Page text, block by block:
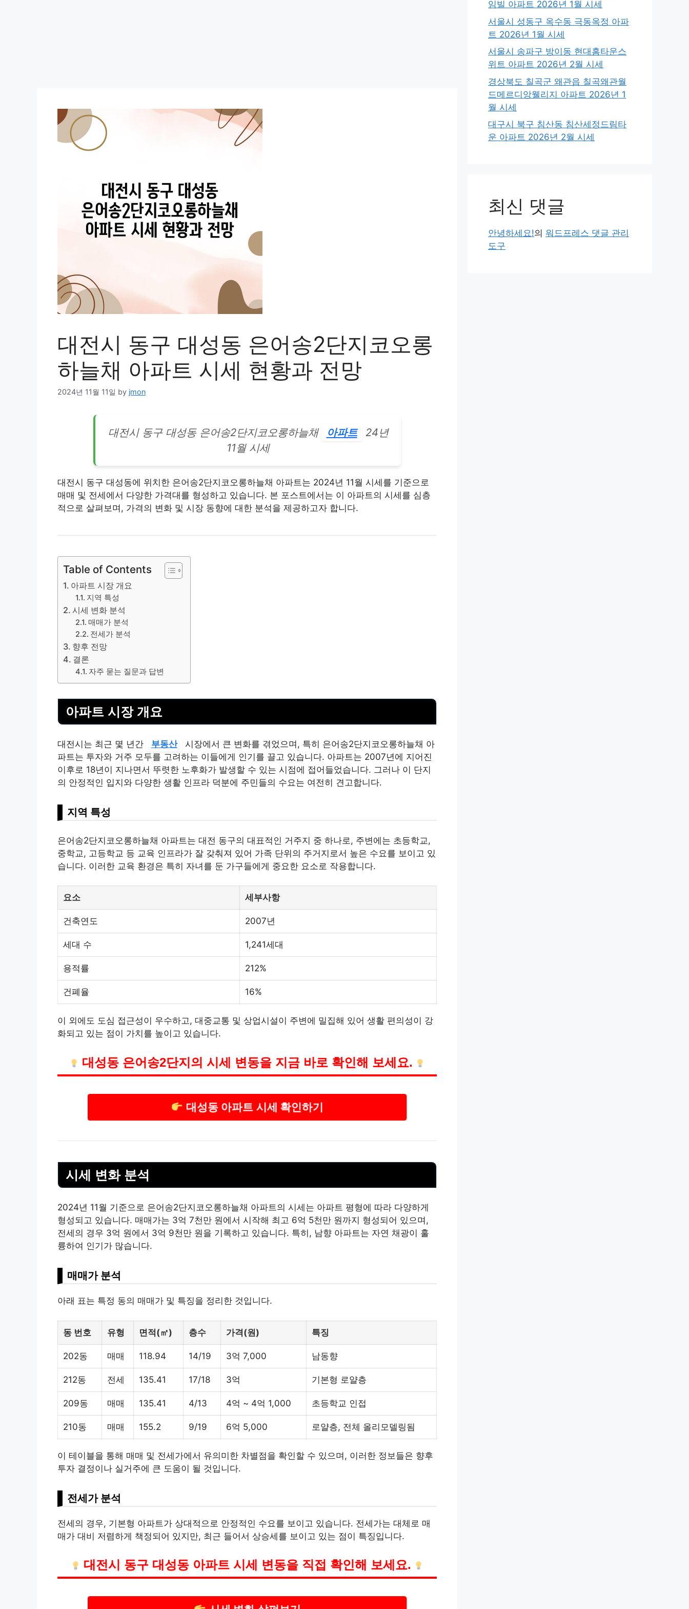
대전시 동구 대성동 은어송2단지코오롱
하늘채 아파트 시세 현황과 전망
2024년 11월 11일 by jmon
대전시 동구 대성동 은어송2단지코오롱하늘채 아파트
24년
11월 시세
대전시 동구 대성동에 위치한 은어송2단지코오롱하늘채 아파트는 2024년 11월 시세를 기준으로
매매 및 전세에서 다양한 가격대를 형성하고 있습니다. 본 포스트에서는 이 아파트의 시세를 심층
적으로 살펴보며, 가격의 변화 및 시장 동향에 대한 분석을 제공하고자 합니다.
Table of Contents
아파트 시장 개요
지역 특성
시세 변화 분석
매매가 분석
전세가 분석
향후 전망
결론
자주 묻는 질문과 답변
아파트 시장 개요
대전시는 최근 몇 년간 부동산
시장에서 큰 변화를 겪었으며, 특히 은어송2단지코오롱하늘채 아
파트는 투자와 거주 모두를 고려하는 이들에게 인기를 끌고 있습니다. 아파트는 2007년에 지어진
이후로 18년이 지나면서 뚜렷한 노후화가 발생할 수 있는 시점에 접어들었습니다. 그러나 이 단지
의 안정적인 입지와 다양한 생활 인프라 덕분에 주민들의 수요는 여전히 견고합니다.
지역 특성
은어송2단지코오롱하늘채 아파트는 대전 동구의 대표적인 거주지 중 하나로, 주변에는 초등학교,
중학교, 고등학교 등 교육 인프라가 잘 갖춰져 있어 가족 단위의 주거지로서 높은 수요를 보이고 있
습니다. 이러한 교육 환경은 특히 자녀를 둔 가구들에게 중요한 요소로 작용합니다.
요소 세부사항
건축연도 2007년
세대 수 1,241세대
용적률 212%
건폐율 16%
이 외에도 도심 접근성이 우수하고, 대중교통 및 상업시설이 주변에 밀집해 있어 생활 편의성이 강
화되고 있는 점이 가치를 높이고 있습니다.
대성동 은어송2단지의 시세 변동을 지금 바로 확인해 보세요.
대성동 아파트 시세 확인하기
시세 변화 분석
2024년 11월 기준으로 은어송2단지코오롱하늘채 아파트의 시세는 아파트 평형에 따라 다양하게
형성되고 있습니다. 매매가는 3억 7천만 원에서 시작해 최고 6억 5천만 원까지 형성되어 있으며,
전세의 경우 3억 원에서 3억 9천만 원을 기록하고 있습니다. 특히, 남향 아파트는 자연 채광이 훌
륭하여 인기가 많습니다.
매매가 분석
아래 표는 특정 동의 매매가 및 특징을 정리한 것입니다.
동 번호 유형 면적(㎡) 층수 가격(원) 특징
202동 매매 118.94 14/19 3억 7,000 남동향
212동 전세 135.41 17/18 3억 기본형 로얄층
209동 매매 135.41 4/13 4억 ~ 4억 1,000 초등학교 인접
210동 매매 155.2 9/19 6억 5,000 로얄층, 전체 올리모델링됨
이 테이블을 통해 매매 및 전세가에서 유의미한 차별점을 확인할 수 있으며, 이러한 정보들은 향후
투자 결정이나 실거주에 큰 도움이 될 것입니다.
전세가 분석
전세의 경우, 기본형 아파트가 상대적으로 안정적인 수요를 보이고 있습니다. 전세가는 대체로 매
매가 대비 저렴하게 책정되어 있지만, 최근 들어서 상승세를 보이고 있는 점이 특징입니다.
대전시 동구 대성동 아파트 시세 변동을 직접 확인해 보세요.
임빌 아파트 2026년 1월 시세
서울시 성동구 옥수동 극동옥정 아파
트 2026년 1월 시세
서울시 송파구 방이동 현대홈타운스
위트 아파트 2026년 2월 시세
경상북도 칠곡군 왜관읍 칠곡왜관월
드메르디앙웰리지 아파트 2026년 1
월 시세
대구시 북구 침산동 침산세정드림타
운 아파트 2026년 2월 시세
최신 댓글
안녕하세요!의 워드프레스 댓글 관리
도구